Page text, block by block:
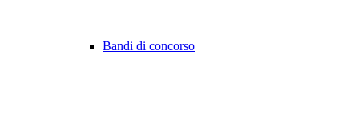
Bandi di concorso